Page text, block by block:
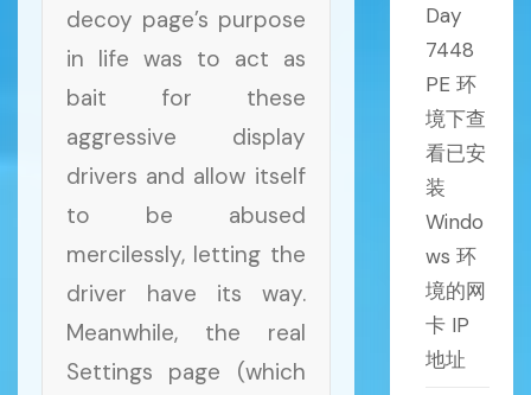
decoy page’s purpose
in life was to act as
bait for these
aggressive display
drivers and allow itself
to be abused
mercilessly, letting the
driver have its way.
Meanwhile, the real
Settings page (which
Day
7448
PE 环
境下查
看已安
装
Windo
ws 环
境的网
卡 IP
地址